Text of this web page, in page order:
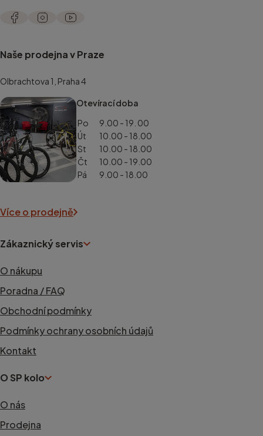
Naše prodejna v Praze
Olbrachtova 1, Praha 4
Otevírací doba
Po
9.00 - 19. 00
Út
10.00 - 18.00
St
10.00 - 18.00
Čt
10.00 - 19.00
Pá
9.00 - 18.00
Více o prodejně
Zákaznický servis
O nákupu
Poradna / FAQ
Obchodní podmínky
Podmínky ochrany osobních údajů
Kontakt
O SP kolo
O nás
Prodejna